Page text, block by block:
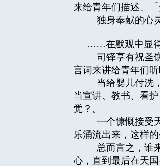
来给青年们描述、「
独身奉献的心
……在默观中显得
司铎享有祝圣
言词来讲给青年们听
当给婴儿付洗
当宣讲、教书、看
觉？。
一个慷慨接受
乐涌流出来，这样
总而言之，谁
心，直到最后在天